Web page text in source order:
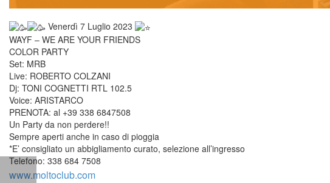
Venerdì 7 Luglio 2023
WAYF – WE ARE YOUR FRIENDS
COLOR PARTY
Set: MRB
Live: ROBERTO COLZANI
Dj: TONI COGNETTI RTL 102.5
Voice: ARISTARCO
PRENOTA: al +39 338 6847508
Un Party da non perdere!!
Sempre aperti anche in caso di pioggia
*E’ consigliato un abbigliamento curato, selezione all’ingresso
Telefono: 338 684 7508
www.moltoclub.com